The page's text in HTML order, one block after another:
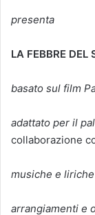
presenta
LA FEBBRE
basato sul film
adattato per il
collaborazione
musiche e
arrangiamenti e